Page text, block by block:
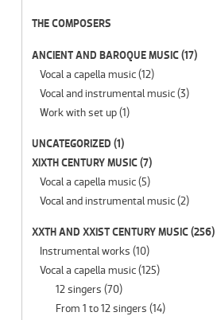
THE COMPOSERS
ANCIENT AND BAROQUE MUSIC(17)
Vocal a capella music(12)
Vocal and instrumental music(3)
Work with set up(1)
UNCATEGORIZED (1)
XIXTH CENTURY MUSIC(7)
Vocal a capella music(5)
Vocal and instrumental music(2)
XXTH AND XXIST CENTURY MUSIC(256)
Instrumental works (10)
Vocal a capella music(125)
12 singers (70)
From 1 to 12 singers (14)